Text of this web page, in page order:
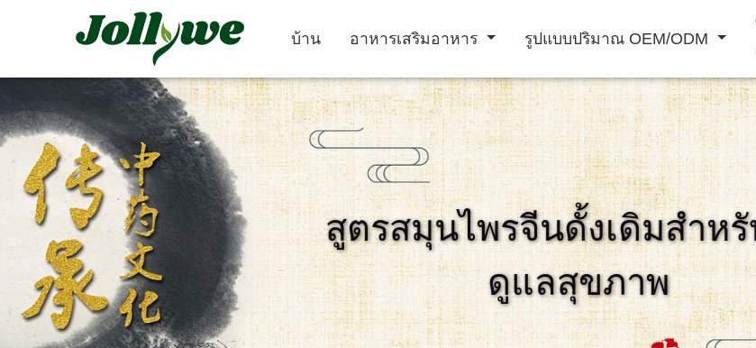
บ้าน อาหารเสริมอาหาร รูปแบบปริมาณ OEM/ODM
ยา แก้ ท้องผูก
อาหาร เสริม ลด น้ำ
หนัก
อาหาร เสริม ความ
งาม
อาหาร เสริม
ภูมิคุ้มกัน
ผลิตภัณฑ์ เสริม
สมรรถภาพ ชาย
การ ป้องกัน โ
หัวใจ และ หล
เลือด
ยา เม็ด แคปซูล ผง ชง เครื่อง ดื่ม เครื่อง ดื่ม
สูตรสมุนไพรจีนดั้งเดิมสำห
ดูแลสุขภาพ